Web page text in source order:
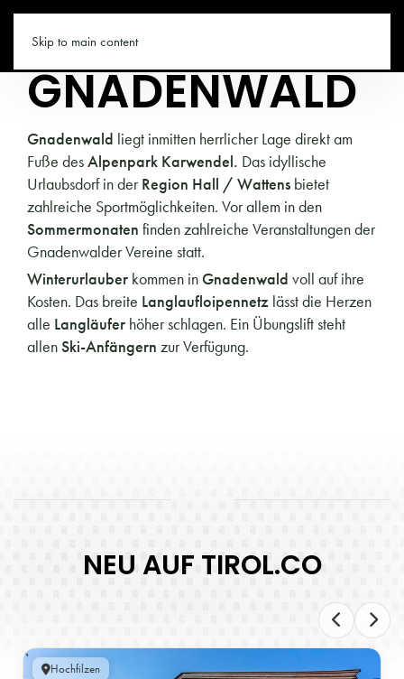
Skip to main content
TIROL.CO
GNADENWALD
Gnadenwald liegt inmitten herrlicher Lage direkt am
Fuße desAlpenpark Karwendel. Das idyllische
Urlaubsdorf in derRegion Hall / Wattens bietet
zahlreiche Sportmöglichkeiten. Vor allem in den
Sommermonaten finden zahlreiche Veranstaltungen der
Gnadenwalder Vereine statt.
Winterurlauber kommen in Gnadenwald voll auf ihre
Kosten. Das breite Langlaufloipennetz lässt die Herzen
alle Langläufer höher schlagen. Ein Übungslift steht
allenSki-Anfängern zur Verfügung.
NEU AUF TIROL.CO
Hochfilzen